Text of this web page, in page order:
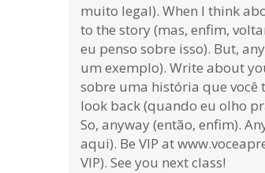
muito legal). When I think
to the story (mas, enfim,
eu penso sobre isso). But,
um exemplo). Write about
sobre uma história que você
look back (quando eu olho
So, anyway (então, enfim).
aqui). Be VIP at
VIP). See you next class!